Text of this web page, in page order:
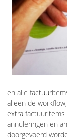
en alle
alleen de
extra factuuritems
annuleringen en
doorgevoerd